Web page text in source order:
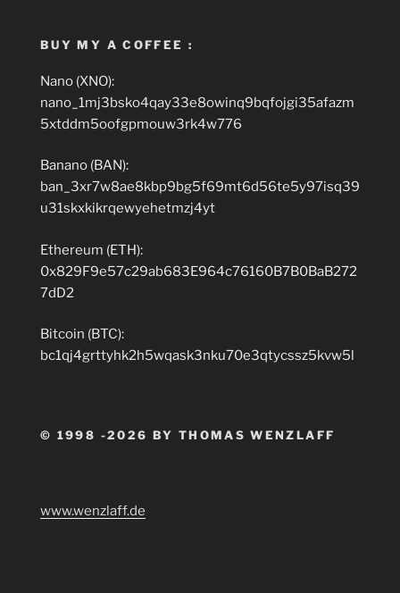
BUY MY A COFFEE :
Nano (XNO):
nano_1mj3bsko4qay33e8owinq9bqfojgi35afazm
5xtddm5oofgpmouw3rk4w776
Banano (BAN):
ban_3xr7w8ae8kbp9bg5f69mt6d56te5y97isq39
u31skxkikrqewyehetmzj4yt
Ethereum (ETH):
0x829F9e57c29ab683E964c76160B7B0BaB272
7dD2
Bitcoin (BTC):
bc1qj4grttyhk2h5wqask3nku70e3qtycssz5kvw5l
© 1998 -2026 BY THOMAS WENZLAFF
www.wenzlaff.de